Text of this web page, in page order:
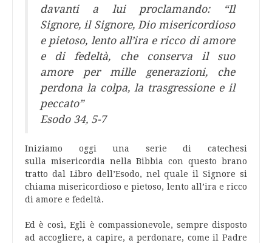
davanti a lui proclamando: “Il
Signore, il Signore, Dio misericordioso
e pietoso, lento all’ira e ricco di amore
e di fedeltà, che conserva il suo
amore per mille generazioni, che
perdona la colpa, la trasgressione e il
peccato”
Esodo 34, 5-7
Iniziamo oggi una serie di catechesi
sulla misericordia nella Bibbia con questo brano
tratto dal Libro dell’Esodo, nel quale il Signore si
chiama misericordioso e pietoso, lento all’ira e ricco
di amore e fedeltà.
Ed è così, Egli è compassionevole, sempre disposto
ad accogliere, a capire, a perdonare, come il Padre